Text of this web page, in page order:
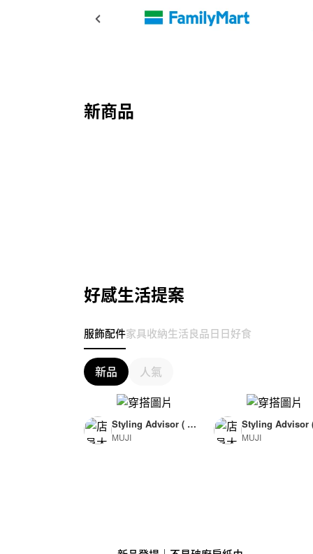
新商品
好感生活提案
服飾配件家具收納生活良品日日好食
新品 人氣
Styling Advisor ( F
or Woman )
MUJI
Styling Advisor
or Man )
MUJI